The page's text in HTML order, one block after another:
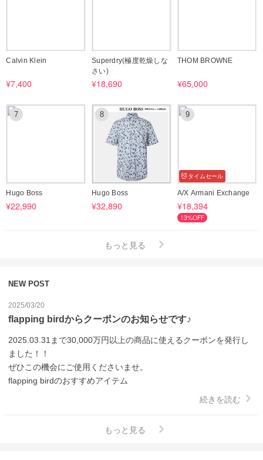
Calvin Klein
¥7,400
Superdry(極度乾燥しな
さい)
¥18,690
THOM BROWNE
¥65,000
7
Hugo Boss
¥22,990
8
Hugo Boss
¥32,890
9
タイムセール
A/X Armani Exchange
¥18,394
13%OFF
もっと見る
NEW POST
2025/03/20
flapping birdからクーポンのお知らせです♪
2025.03.31まで30,000万円以上の商品に使えるクーポンを発行し
ました！！
ぜひこの機会にご使用くださいませ。
flapping birdのおすすめアイテム
続きを読む
もっと見る